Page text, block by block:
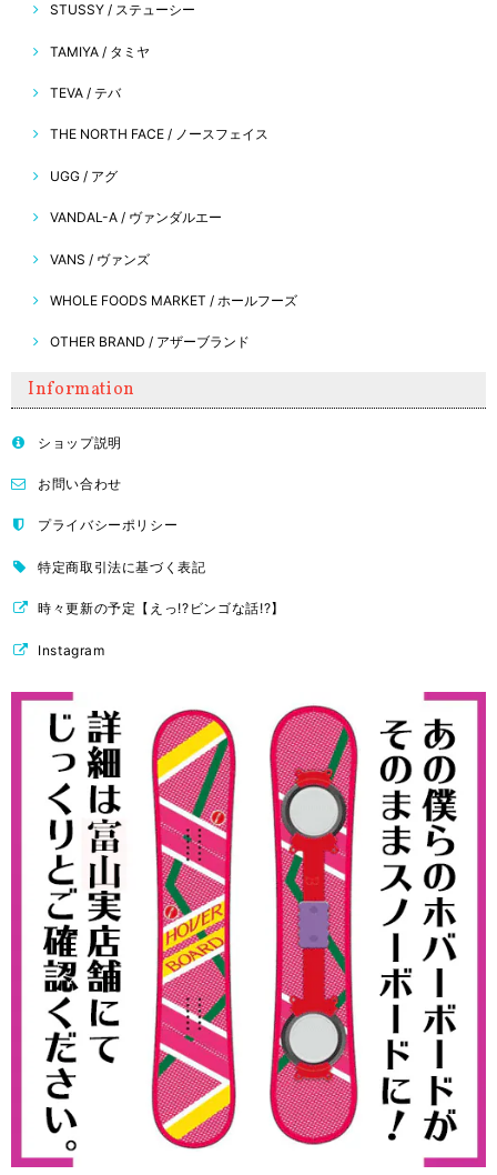
STUSSY / ステューシー
TAMIYA / タミヤ
TEVA / テバ
THE NORTH FACE / ノースフェイス
UGG / アグ
VANDAL-A / ヴァンダルエー
VANS / ヴァンズ
WHOLE FOODS MARKET / ホールフーズ
OTHER BRAND / アザーブランド
Information
ショップ説明
お問い合わせ
プライバシーポリシー
特定商取引法に基づく表記
時々更新の予定【えっ!?ビンゴな話!?】
Instagram